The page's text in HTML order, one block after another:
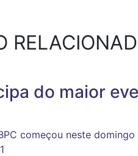
do maior
começou neste